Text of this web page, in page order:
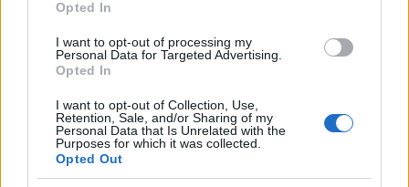
Opted In
I want to opt-out of processing my
Personal Data for Targeted Advertising.
Opted In
I want to opt-out of Collection, Use,
Retention, Sale, and/or Sharing of my
Personal Data that Is Unrelated with the
Purposes for which it was collected.
Opted Out